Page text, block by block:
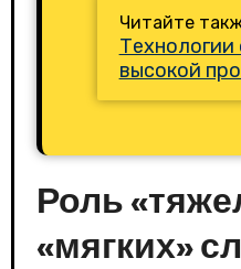
Читайте
Технологии
высокой
Роль
«мягких»